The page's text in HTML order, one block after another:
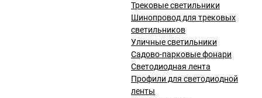
Трековые светильники
Шинопровод для трековых
светильников
Уличные светильники
Садово-парковые фонари
Светодиодная лента
Профили для светодиодной
ленты